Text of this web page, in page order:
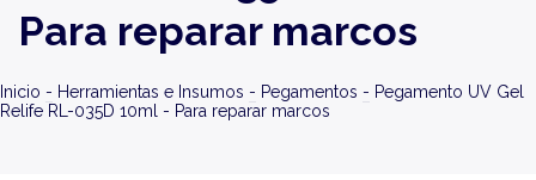
Para reparar marcos
Inicio - Herramientas e Insumos - Pegamentos - Pegamento UV Gel
Relife RL-035D 10ml - Para reparar marcos